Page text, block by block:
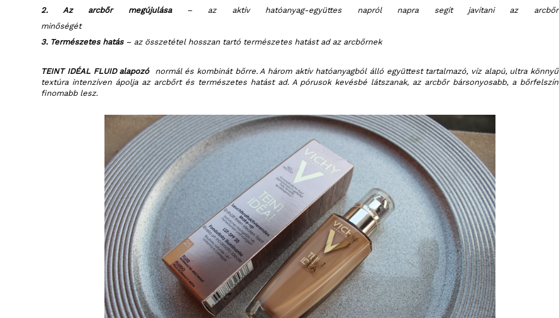
2. Az arcbőr megújulása– az aktív hatóanyag-együttes napról napra segít javítani az arcbőr
minőségét
3. Természetes hatás– az összetétel hosszan tartó természetes hatást ad az arcbőrnek
TEINT IDÉAL FLUID alapozó normál és kombinát bőrre. A három aktív hatóanyagból álló együttest tartalmazó, víz alapú, ultra könnyű
textúra intenzíven ápolja az arcbőrt és természetes hatást ad. A pórusok kevésbé látszanak, az arcbőr bársonyosabb, a bőrfelszín
finomabb lesz.